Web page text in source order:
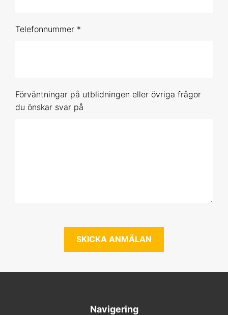
26-27 jan 2027 Online
4-5 nov 2026 Online
14-15 apr 2027 Online
Telefonnummer *
Förväntningar på utblidningen eller övriga frågor
du önskar svar på
Navigering